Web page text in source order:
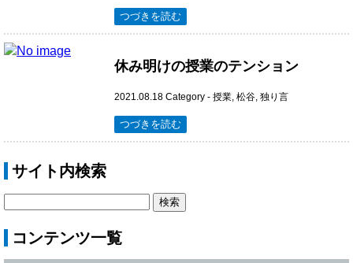
つづきを読む
休み明けの授業のテンション
2021.08.18 Category - 授業, 松谷, 独り言
つづきを読む
サイト内検索
コンテンツ一覧